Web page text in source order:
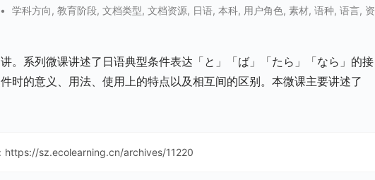
• 学科方向, 教育阶段, 文档类型, 文档资源, 日语, 本科, 用户角色, 素材, 语种, 语言, 资
。系列微课讲述了日语典型条件表达「と」「ば」「たら」「なら」的接
时的意义、用法、使用上的特点以及相互间的区别。本微课主要讲述了
https://sz.ecolearning.cn/archives/11220